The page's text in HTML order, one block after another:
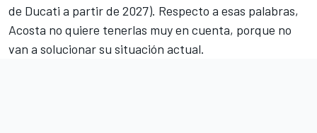
de Ducati a partir de 2027). Respecto a esas palabras,
Acosta no quiere tenerlas muy en cuenta, porque no
van a solucionar su situación actual.